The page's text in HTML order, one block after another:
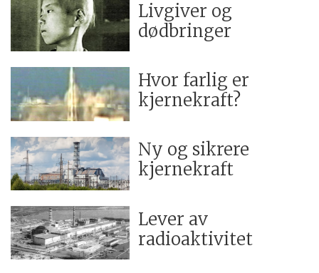
Livgiver og
dødbringer
Hvor farlig er
kjernekraft?
Ny og sikrere
kjernekraft
Lever av
radioaktivitet